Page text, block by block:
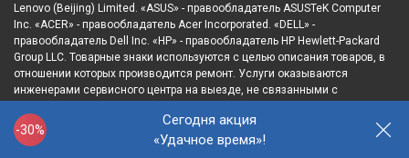
-30%
Сегодня акция
«Удачное время»!
Lenovo (Beijing) Limited. «ASUS» - правообладатель ASUSTeK Computer
Inc. «ACER» - правообладатель Acer Incorporated. «DELL» -
правообладатель Dell Inc. «HP» - правообладатель HP Hewlett-Packard
Group LLC. Товарные знаки используются с целью описания товаров, в
отношении которых производится ремонт. Услуги оказываются
инженерами сервисного центра на выезде, не связанными с
представителями в отношении товаров, которые уже были введены в
гражданский оборот.